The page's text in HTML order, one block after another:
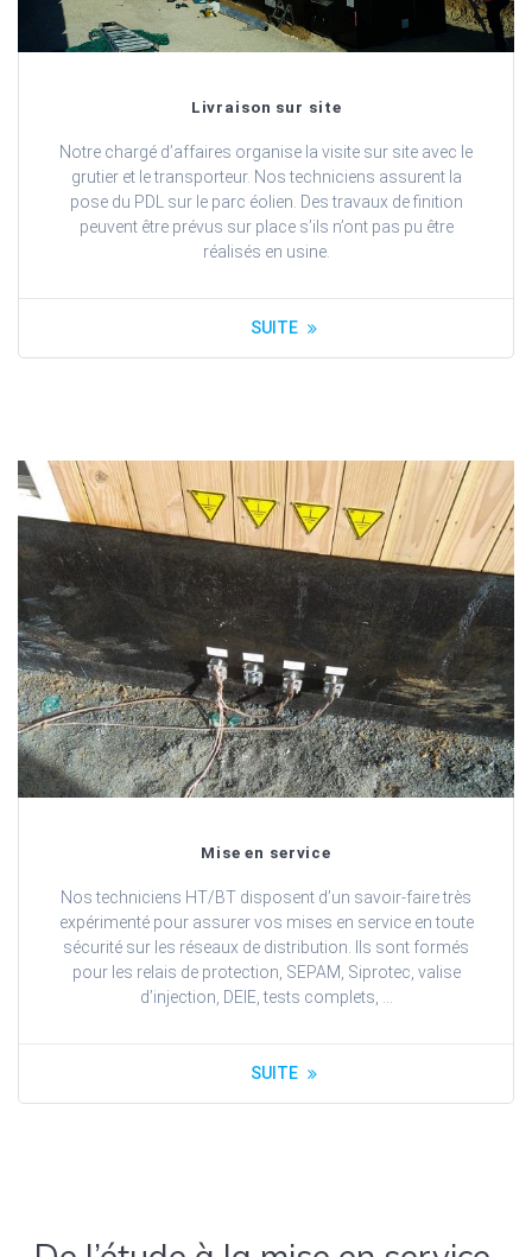
Livraison sur site
Notre chargé d’affaires organise la visite sur site avec le
grutier et le transporteur. Nos techniciens assurent la
pose du PDL sur le parc éolien. Des travaux de finition
peuvent être prévus sur place s’ils n’ont pas pu être
réalisés en usine.
SUITE
Mise en service
Nos techniciens HT/BT disposent d’un savoir-faire très
expérimenté pour assurer vos mises en service en toute
sécurité sur les réseaux de distribution. Ils sont formés
pour les relais de protection, SEPAM, Siprotec, valise
d’injection, DEIE, tests complets, …
SUITE